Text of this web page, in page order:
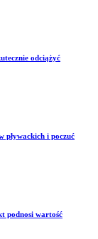
odciążyć
pływackich i poczuć
podnosi wartość